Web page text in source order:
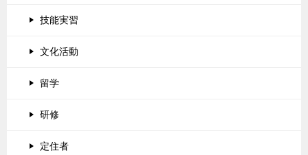
技能実習
文化活動
留学
研修
定住者